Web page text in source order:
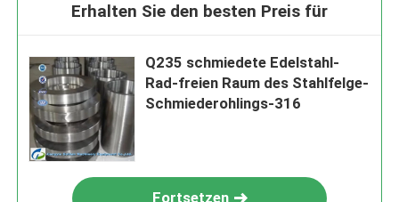
Erhalten Sie den besten Preis für
Q235 schmiedete Edelstahl-
Rad-freien Raum des Stahlfelge-
Schmiederohlings-316
Fortsetzen